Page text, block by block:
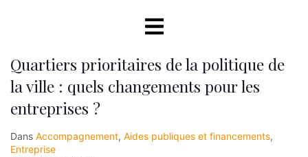
Quartiers prioritaires de la politique de
la ville : quels changements pour les
entreprises ?
Dans Accompagnement, Aides publiques et financements,
Entreprise